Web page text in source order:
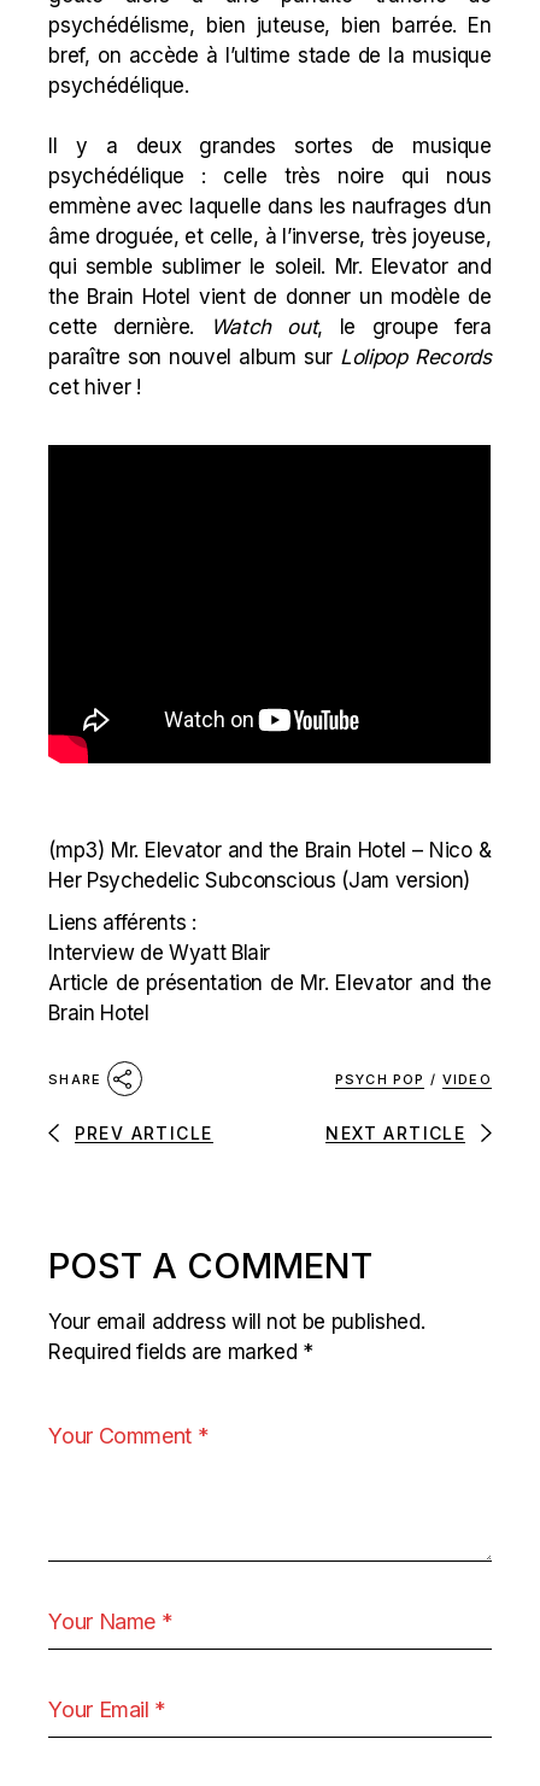
psychédélisme, bien juteuse, bien barrée. En
bref, on accède à l’ultime stade de la musique
psychédélique.
Il y a deux grandes sortes de musique
psychédélique : celle très noire qui nous
emmène avec laquelle dans les naufrages d’un
âme droguée, et celle, à l’inverse, très joyeuse,
qui semble sublimer le soleil. Mr. Elevator and
the Brain Hotel vient de donner un modèle de
cette dernière.
Watch out, le groupe fera
paraître son nouvel album surLolipop Records
cet hiver !
(mp3) Mr. Elevator and the Brain Hotel – Nico &
Her Psychedelic Subconscious (Jam version)
Liens afférents :
Interview de Wyatt Blair
Article de présentation de Mr. Elevator and the
Brain Hotel
SHARE PSYCH POP / VIDEO
PREV ARTICLE NEXT ARTICLE
POST A COMMENT
Your email address will not be published.
Required fields are marked *